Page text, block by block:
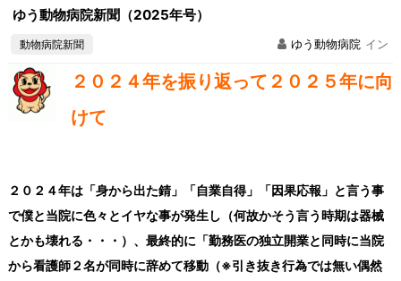
ゆう動物病院新聞（2025年号）
動物病院新聞 ゆう動物病院 イン
２０２４年を振り返って２０２５年に向
けて
２０２４年は「身から出た錆」「自業自得」「因果応報」と言う事
で僕と当院に色々とイヤな事が発生し（何故かそう言う時期は器械
とかも壊れる・・・）、最終的に「勤務医の独立開業と同時に当院
から看護師２名が同時に辞めて移動（※引き抜き行為では無い偶然